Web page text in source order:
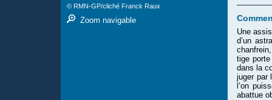
Une
d’un
tige
dans la
juger par
l’on
abattue
© RMN-GP/cliché Franck Raux
Zoom navigable